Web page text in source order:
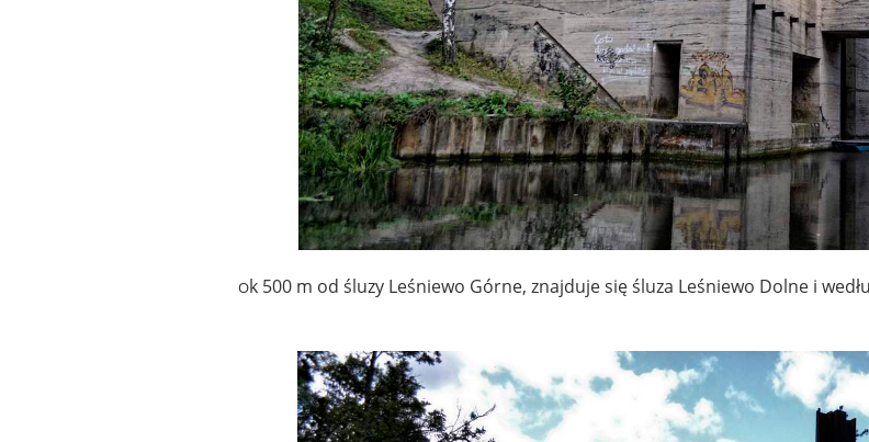
Ok 500 m od śluzy Leśniewo Górne, znajduje się śluza Leśniewo Dolne i